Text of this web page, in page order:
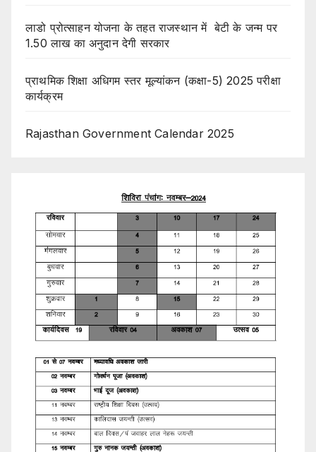
लाडो प्रोत्साहन योजना के तहत राजस्थान में बेटी के जन्म पर
1.50 लाख का अनुदान देगी सरकार
प्राथमिक शिक्षा अधिगम स्तर मूल्यांकन (कक्षा-5) 2025 परीक्षा
कार्यक्रम
Rajasthan Government Calendar 2025